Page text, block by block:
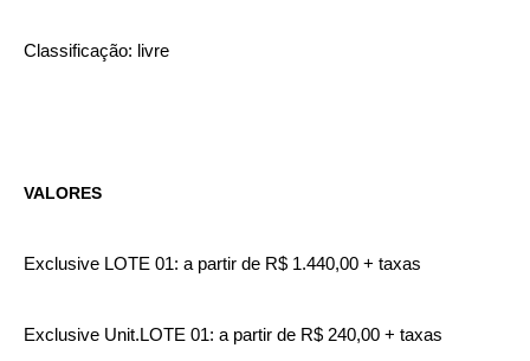
Classificação: livre
VALORES
Exclusive LOTE 01: a partir de R$ 1.440,00 + taxas
Exclusive Unit.LOTE 01: a partir de R$ 240,00 + taxas